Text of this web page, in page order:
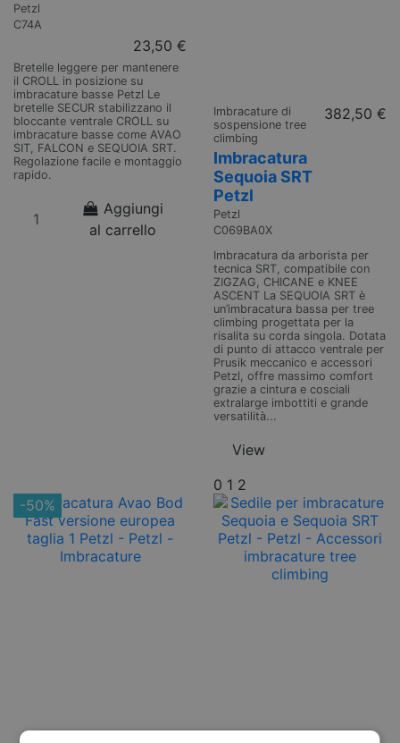
Petzl
C74A
23,50 €
Bretelle leggere per mantenere
il CROLL in posizione su
imbracature basse Petzl Le
bretelle SECUR stabilizzano il
bloccante ventrale CROLL su
imbracature basse come AVAO
SIT, FALCON e SEQUOIA SRT.
Regolazione facile e montaggio
rapido.
Aggiungi
al carrello
Imbracature di
sospensione tree
climbing
Imbracatura
Sequoia SRT
Petzl
Petzl
C069BA0X
382,50 €
Imbracatura da arborista per
tecnica SRT, compatibile con
ZIGZAG, CHICANE e KNEE
ASCENT La SEQUOIA SRT è
un’imbracatura bassa per tree
climbing progettata per la
risalita su corda singola. Dotata
di punto di attacco ventrale per
Prusik meccanico e accessori
Petzl, offre massimo comfort
grazie a cintura e cosciali
extralarge imbottiti e grande
versatilità...
View
0 1 2
-50%